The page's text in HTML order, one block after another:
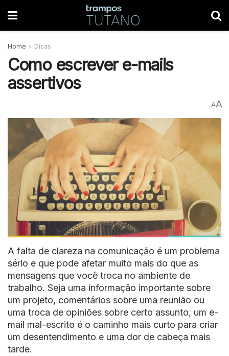
Home Dicas
Como escrever e-mails
assertivos
AA
A falta de clareza na comunicação é um problema
sério e que pode afetar muito mais do que as
mensagens que você troca no ambiente de
trabalho. Seja uma informação importante sobre
um projeto, comentários sobre uma reunião ou
uma troca de opiniões sobre certo assunto, um e-
mail mal-escrito é o caminho mais curto para criar
um desentendimento e uma dor de cabeça mais
tarde.